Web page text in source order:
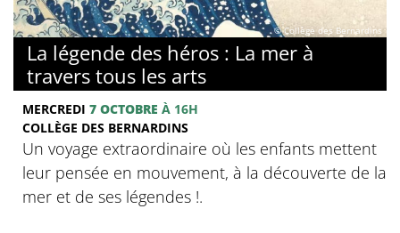
© Collège des Bernardins
La légende des héros : La mer à
travers tous les arts
MERCREDI 7 OCTOBRE À 16H
COLLÈGE DES BERNARDINS
Un voyage extraordinaire où les enfants mettent
leur pensée en mouvement, à la découverte de la
mer et de ses légendes !.